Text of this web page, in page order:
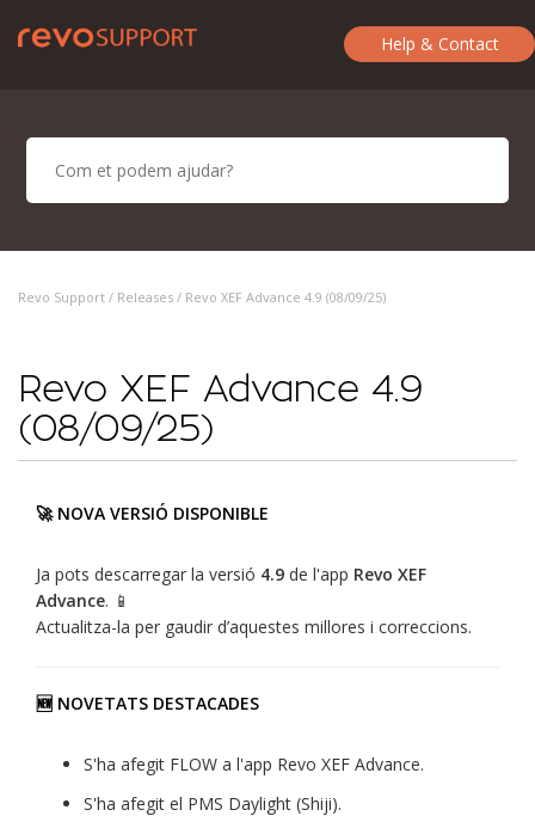
Help & Contact
Revo Support / Releases / Revo XEF Advance 4.9 (08/09/25)
Revo XEF Advance 4.9
(08/09/25)
🚀 NOVA VERSIÓ DISPONIBLE
Ja pots descarregar la versió 4.9 de l'app Revo XEF
Advance. 📱
Actualitza-la per gaudir d’aquestes millores i correccions.
🆕 NOVETATS DESTACADES
S'ha afegit FLOW a l'app Revo XEF Advance.
S'ha afegit el PMS Daylight (Shiji).